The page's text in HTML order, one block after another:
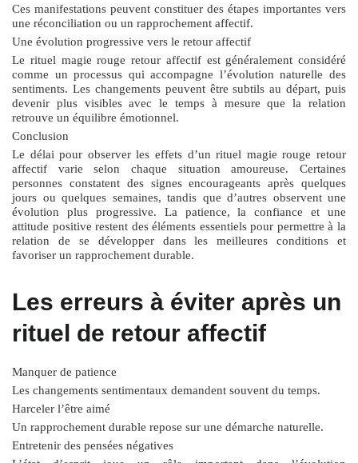
Ces manifestations peuvent constituer des étapes importantes vers
une réconciliation ou un rapprochement affectif.
Une évolution progressive vers le retour affectif
Le rituel magie rouge retour affectifest généralement considéré
comme un processus qui accompagne l’évolution naturelle des
sentiments. Les changements peuvent être subtils au départ, puis
devenir plus visibles avec le temps à mesure que la relation
retrouve un équilibre émotionnel.
Conclusion
Le délai pour observer les effets d’unrituel magie rouge retour
affectif varie selon chaque situation amoureuse. Certaines
personnes constatent des signes encourageants après quelques
jours ou quelques semaines, tandis que d’autres observent une
évolution plus progressive. La patience, la confiance et une
attitude positive restent des éléments essentiels pour permettre à la
relation de se développer dans les meilleures conditions et
favoriser un rapprochement durable.
Les erreurs à éviter après un
rituel de retour affectif
Manquer de patience
Les changements sentimentaux demandent souvent du temps.
Harceler l’être aimé
Un rapprochement durable repose sur une démarche naturelle.
Entretenir des pensées négatives